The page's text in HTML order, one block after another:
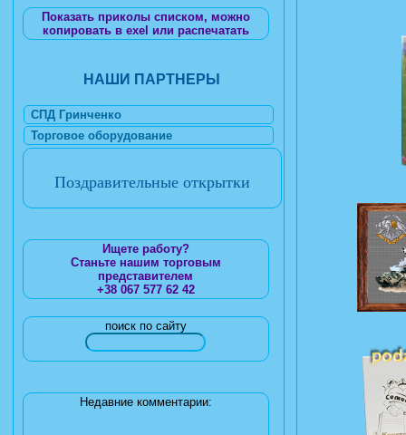
Показать приколы списком, можно
копировать в exel или распечатать
НАШИ ПАРТНЕРЫ
СПД Гринченко
Торговое оборудование
Поздравительные открытки
Ищете работу?
Станьте нашим торговым
представителем
+38 067 577 62 42
поиск по сайту
Недавние комментарии: